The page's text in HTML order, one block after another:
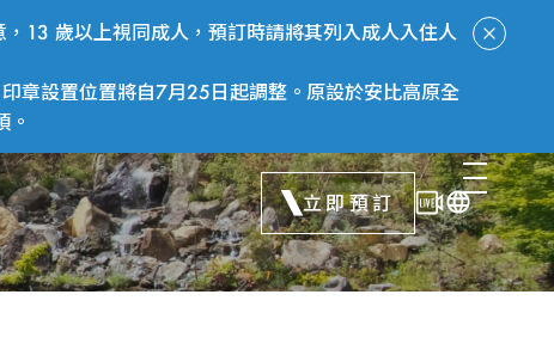
13 歲以上視同成人，預訂時請將其列入成人入住人
章設置位置將自7月25日起調整。原設於安比高原全
。
立即預訂